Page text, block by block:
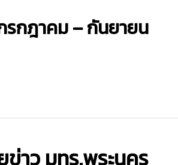
รกฎาคม – กันยายน
าว มทร.พระนคร